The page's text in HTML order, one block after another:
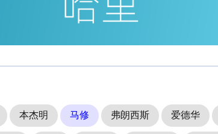
本杰明 马修 弗朗西斯 爱德华